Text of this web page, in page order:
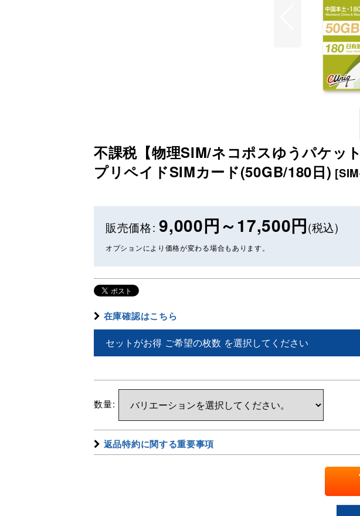
不課税【物理SIM/ネコポスゆうパケッ
プリペイドSIMカード(50GB/180日) [
販売価格: 9,000円～17,500円(税込)
オプションにより価格が変わる場合もあります。
在庫確認はこちら
セットがお得 ご希望の枚数 を選択してください
数量:
返品特約に関する重要事項